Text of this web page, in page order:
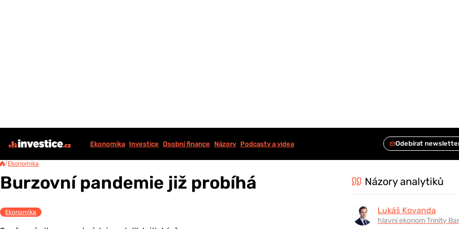
Ekonomika Investice Osobní finance Názory Podcasty a videa
/Ekonomika
Burzovní pandemie již probíhá
Ekonomika
Názory analytiků
Lukáš Kovanda
hlavní ekonom Trinity